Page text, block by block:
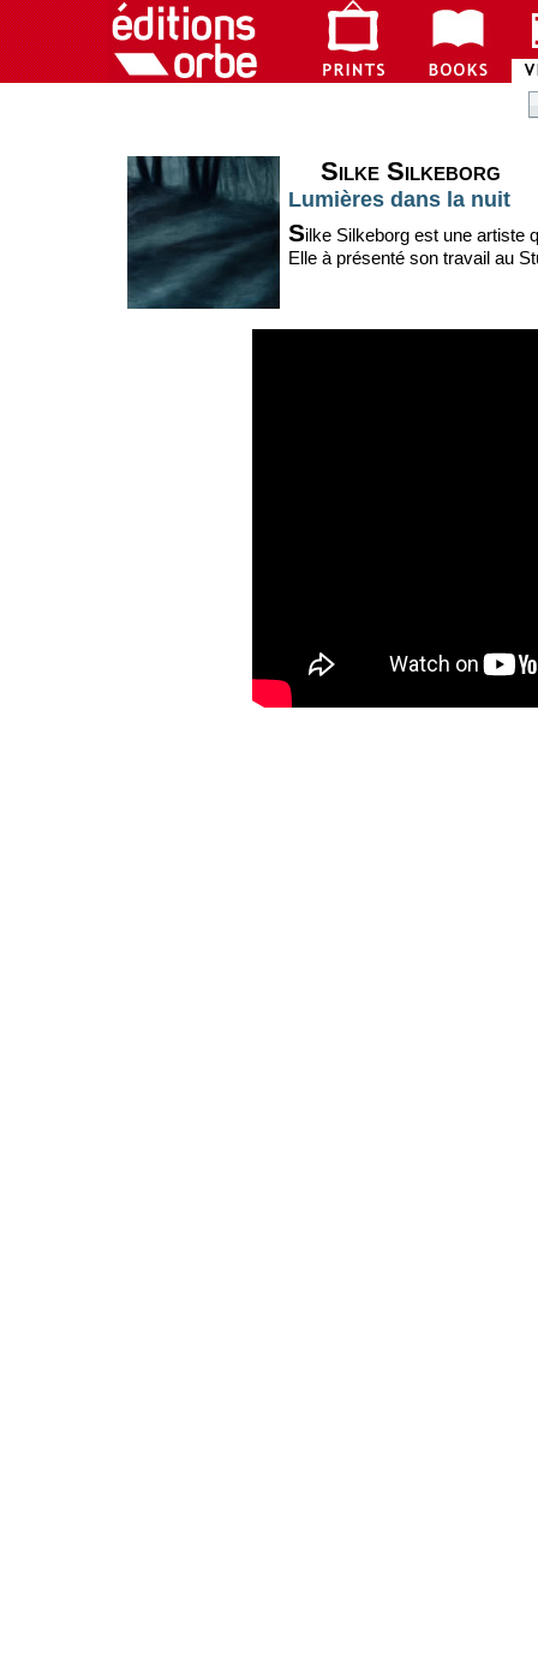
Silke Silkeborg
Lumières dans la nuit
Silke Silkeborg est une artiste
Elle à présenté son travail au